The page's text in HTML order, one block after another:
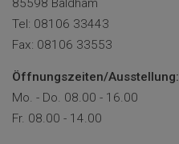
Tel: 08106 33443
Fax: 08106 33553
Öffnungszeiten/Ausstellung:
Mo. - Do. 08.00 - 16.00
Fr. 08.00 - 14.00